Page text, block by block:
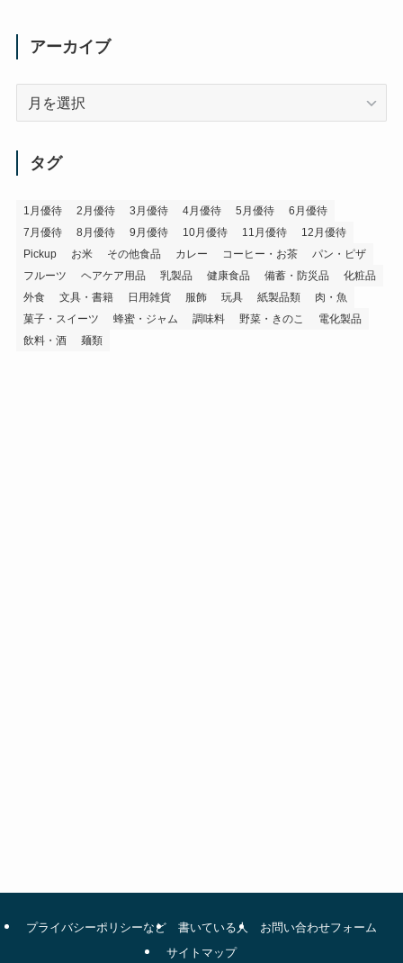
アーカイブ
タグ
1月優待 2月優待 3月優待 4月優待 5月優待
6月優待
7月優待
8月優待 9月優待 10月優待 11月優待
12月優待
Pickup
お米 その他食品 カレー コーヒー・お茶
パン・ピザ
フルーツ
ヘアケア用品 乳製品 健康食品 備蓄・防災品
化粧品
外食
文具・書籍 日用雑貨 服飾 玩具 紙製品類
肉・魚
菓子・スイーツ
蜂蜜・ジャム 調味料 野菜・きのこ
電化製品
飲料・酒
麺類
プライバシーポリシーなど 書いている人
お問い合わせフォーム
サイトマップ